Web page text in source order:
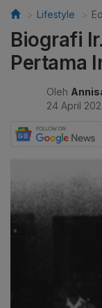
Lifestyle
Biografi
Pertama
Oleh
24 April